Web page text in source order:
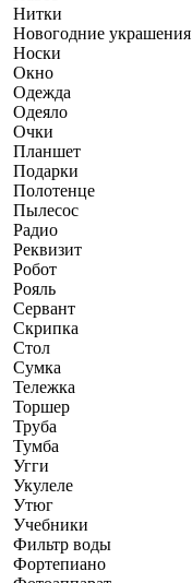
Нитки
Новогодние украшения
Носки
Окно
Одежда
Одеяло
Очки
Планшет
Подарки
Полотенце
Пылесос
Радио
Реквизит
Робот
Рояль
Сервант
Скрипка
Стол
Сумка
Тележка
Торшер
Труба
Тумба
Угги
Укулеле
Утюг
Учебники
Фильтр воды
Фортепиано